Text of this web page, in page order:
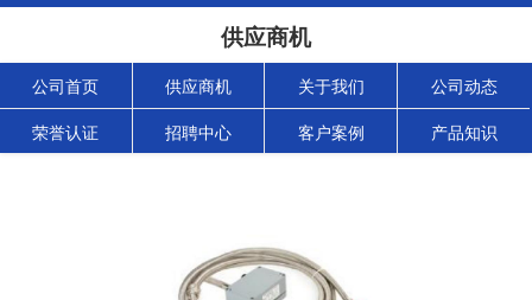
供应商机
公司首页 供应商机 关于我们 公司动态
荣誉认证 招聘中心 客户案例 产品知识